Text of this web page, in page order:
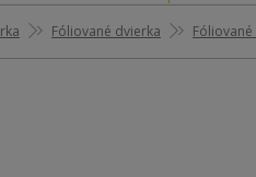
Fóliované dvierka